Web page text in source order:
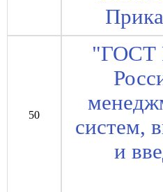
50
"ГОСТ
систем,
и